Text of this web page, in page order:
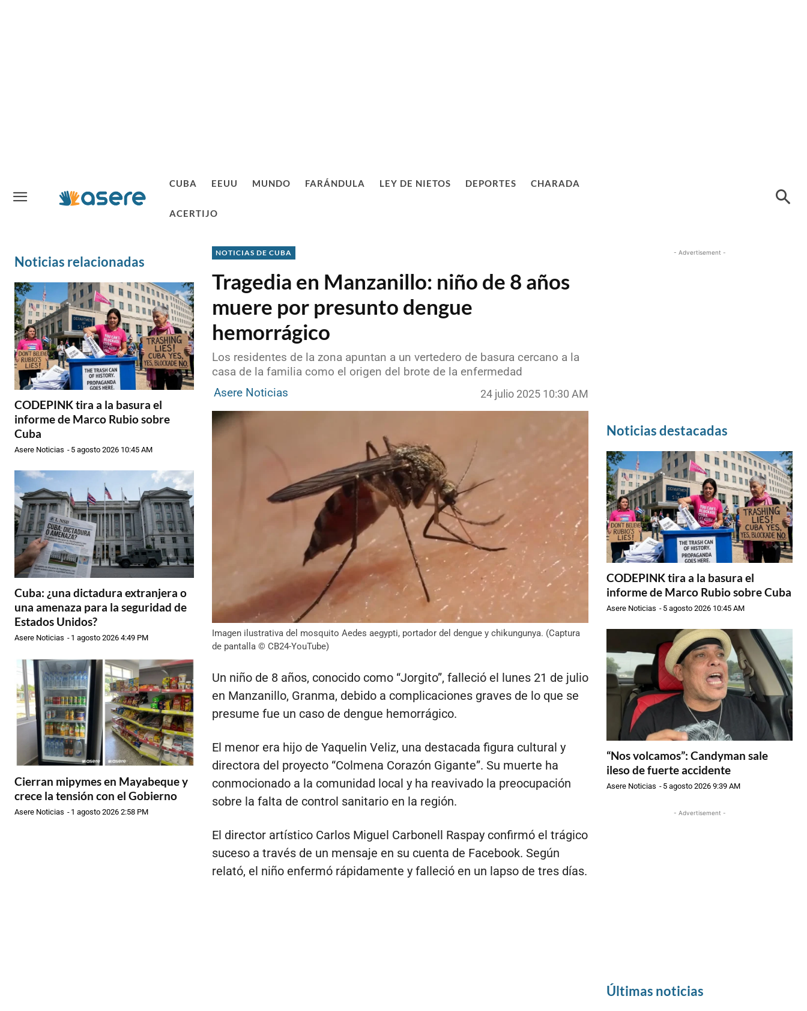
CUBA EEUU MUNDO FARÁNDULA LEY DE NIETOS DEPORTES CHARADA
ACERTIJO
Noticias relacionadas
CODEPINK tira a la basura el
informe de Marco Rubio sobre
Cuba
Asere Noticias - 5 agosto 2026 10:45 AM
Cuba: ¿una dictadura extranjera o
una amenaza para la seguridad de
Estados Unidos?
Asere Noticias - 1 agosto 2026 4:49 PM
Cierran mipymes en Mayabeque y
crece la tensión con el Gobierno
Asere Noticias - 1 agosto 2026 2:58 PM
NOTICIAS DE CUBA
Tragedia en Manzanillo: niño de 8 años
muere por presunto dengue
hemorrágico
Los residentes de la zona apuntan a un vertedero de basura cercano a la
casa de la familia como el origen del brote de la enfermedad
Asere Noticias
24 julio 2025 10:30 AM
Imagen ilustrativa del mosquito Aedes aegypti, portador del dengue y chikungunya. (Captura
de pantalla © CB24-YouTube)
Un niño de 8 años, conocido como “Jorgito”, falleció el lunes 21 de julio
en Manzanillo, Granma, debido a complicaciones graves de lo que se
presume fue un caso de dengue hemorrágico.
El menor era hijo de Yaquelin Veliz, una destacada figura cultural y
directora del proyecto “Colmena Corazón Gigante”. Su muerte ha
conmocionado a la comunidad local y ha reavivado la preocupación
sobre la falta de control sanitario en la región.
El director artístico Carlos Miguel Carbonell Raspay confirmó el trágico
suceso a través de un mensaje en su cuenta de Facebook. Según
relató, el niño enfermó rápidamente y falleció en un lapso de tres días.
- Advertisement -
Noticias destacadas
CODEPINK tira a la basura el
informe de Marco Rubio sobre Cuba
Asere Noticias - 5 agosto 2026 10:45 AM
“Nos volcamos”: Candyman sale
ileso de fuerte accidente
Asere Noticias - 5 agosto 2026 9:39 AM
- Advertisement -
Últimas noticias